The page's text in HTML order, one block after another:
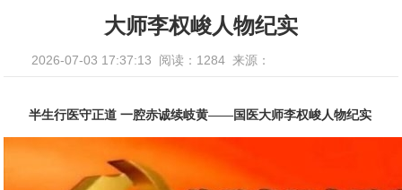
大师李权峻人物纪实
2026-07-03 17:37:13 阅读：1284 来源：
半生行医守正道 一腔赤诚续岐黄——国医大师李权峻人物纪实